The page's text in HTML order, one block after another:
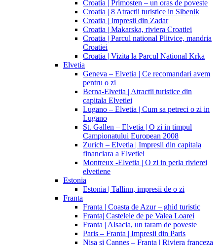
Croatia | Primosten – un oras de poveste
Croatia | 8 Atractii turistice in Sibenik
Croatia | Impresii din Zadar
Croatia | Makarska, riviera Croatiei
Croatia | Parcul national Plitvice, mandria
Croatiei
Croatia | Vizita la Parcul National Krka
Elvetia
Geneva – Elvetia | Ce recomandari avem
pentru o zi
Berna-Elvetia | Atractii turistice din
capitala Elvetiei
Lugano – Elvetia | Cum sa petreci o zi in
Lugano
St. Gallen – Elvetia | O zi in timpul
Campionatului European 2008
Zurich – Elvetia | Impresii din capitala
financiara a Elvetiei
Montreux -Elvetia | O zi in perla rivierei
elvetiene
Estonia
Estonia | Tallinn, impresii de o zi
Franta
Franta | Coasta de Azur – ghid turistic
Franta| Castelele de pe Valea Loarei
Franta | Alsacia, un taram de poveste
Paris – Franta | Impresii din Paris
Nisa si Cannes – Franta | Riviera franceza